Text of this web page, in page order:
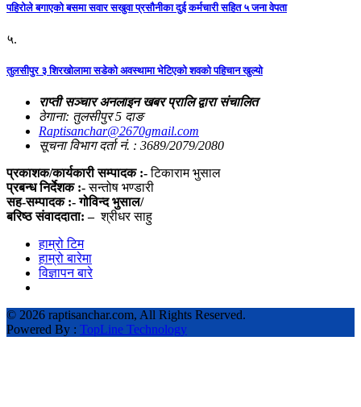
पहिराेले बगाएकाे बसमा सवार सखुवा प्रसाैनीका दुई कर्मचारी सहित ५ जना वेपता
५.
तुलसीपुर ३ शिरखोलामा सडेको अवस्थामा भेटिएको शवको पहिचान खुल्यो
राप्ती सञ्चार अनलाइन खबर प्रालि द्वारा संचालित
ठेगाना: तुलसीपुर 5 दाङ
Raptisanchar@2670gmail.com
सूचना विभाग दर्ता नं. : 3689/2079/2080
प्रकाशक/कार्यकारी सम्पादक :-टिकाराम भुसाल
प्रबन्ध निर्देशक :-सन्तोष भण्डारी
सह-सम्पादक :- गोविन्द भुसाल/
बरिष्ठ संवाददाता: – श्रीधर साहु
हाम्रो टिम
हाम्रो बारेमा
विज्ञापन बारे
© 2026 raptisanchar.com, All Rights Reserved.
Powered By : TopLine Technology